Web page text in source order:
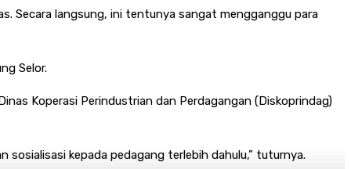
Secara langsung, ini tentunya sangat mengganggu para
Selor.
Koperasi Perindustrian dan Perdagangan (Diskoprindag)
sosialisasi kepada pedagang terlebih dahulu,” tuturnya.